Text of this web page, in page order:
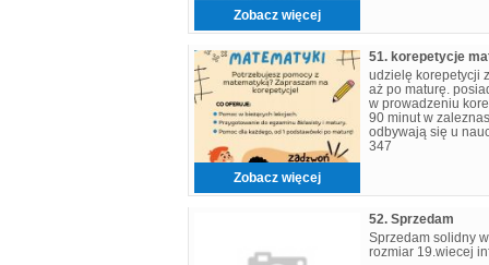
Zobacz więcej
Zobacz więcej
51. korepetycje
udzielę korepetycji
aż po maturę.
w prowadzeniu
90 minut w
odbywają się u
347
52. Sprzedam
Sprzedam solidny
rozmiar 19.wiecej